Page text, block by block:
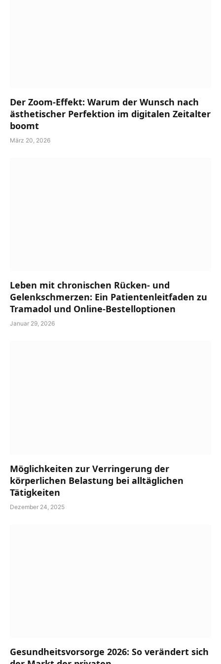
Der Zoom-Effekt: Warum der Wunsch nach
ästhetischer Perfektion im digitalen Zeitalter
boomt
März 20, 2026
Leben mit chronischen Rücken- und
Gelenkschmerzen: Ein Patientenleitfaden zu
Tramadol und Online-Bestelloptionen
Januar 29, 2026
Möglichkeiten zur Verringerung der
körperlichen Belastung bei alltäglichen
Tätigkeiten
Dezember 24, 2025
Gesundheitsvorsorge 2026: So verändert sich